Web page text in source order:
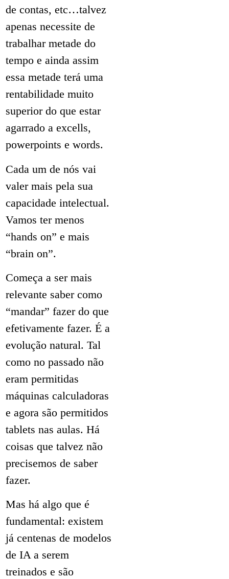
de contas, etc…talvez
apenas necessite de
trabalhar metade do
tempo e ainda assim
essa metade terá uma
rentabilidade muito
superior do que estar
agarrado a excells,
powerpoints e words.
Cada um de nós vai
valer mais pela sua
capacidade intelectual.
Vamos ter menos
“hands on” e mais
“brain on”.
Começa a ser mais
relevante saber como
“mandar” fazer do que
efetivamente fazer. É a
evolução natural. Tal
como no passado não
eram permitidas
máquinas calculadoras
e agora são permitidos
tablets nas aulas. Há
coisas que talvez não
precisemos de saber
fazer.
Mas há algo que é
fundamental: existem
já centenas de modelos
de IA a serem
treinados e são